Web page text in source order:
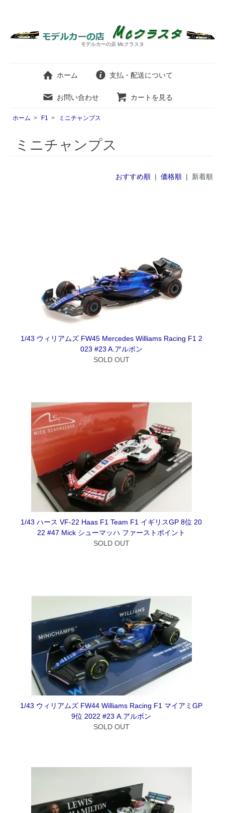
モデルカーの店 Mcクラスタ
ホーム 支払・配送について
お問い合わせ カートを見る
ホーム > F1 > ミニチャンプス
ミニチャンプス
おすすめ順| 価格順| 新着順
1/43 ウィリアムズ FW45 Mercedes Williams Racing F1 2
023 #23 A.アルボン
SOLD OUT
1/43 ハース VF-22 Haas F1 Team F1 イギリスGP 8位 20
22 #47 Mick シューマッハ ファーストポイント
SOLD OUT
1/43 ウィリアムズ FW44 Williams Racing F1 マイアミGP
9位 2022 #23 A.アルボン
SOLD OUT